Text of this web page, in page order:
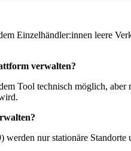
Einzelhändler:innen leere
verwalten?
Tool technisch möglich, aber
werden nur stationäre Standorte